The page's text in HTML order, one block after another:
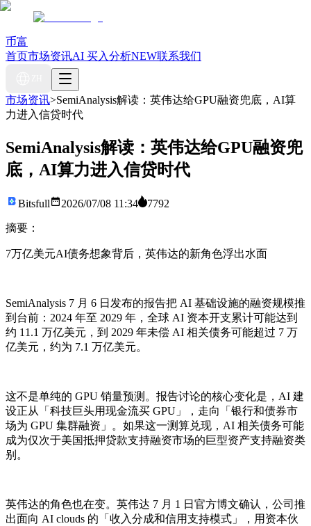
币富
首页市场资讯AI 买入分析NEW联系我们
市场资讯>SemiAnalysis解读：英伟达给GPU融资兜底，AI算
力进入信贷时代
SemiAnalysis解读：英伟达给GPU融资兜
底，AI算力进入信贷时代
Bitsfull 2026/07/08 11:34 7792
摘要：
7万亿美元AI债务想象背后，英伟达的新角色浮出水面
SemiAnalysis 7 月 6 日发布的报告把 AI 基础设施的融资规模推
到台前：2024 年至 2029 年，全球 AI 资本开支累计可能达到
约 11.1 万亿美元，到 2029 年未偿 AI 相关债务可能超过 7 万
亿美元，约为 7.1 万亿美元。
这不是单纯的 GPU 销量预测。报告讨论的核心变化是，AI 建
设正从「科技巨头用现金流买 GPU」，走向「银行和债券市
场为 GPU 集群融资」。如果这一测算兑现，AI 相关债务可能
成为仅次于美国抵押贷款支持融资市场的巨型资产支持融资类
别。
英伟达的角色也在变。英伟达 7 月 1 日官方博文确认，公司推
出面向 AI clouds 的「收入分成和信用支持模式」，用资本伙